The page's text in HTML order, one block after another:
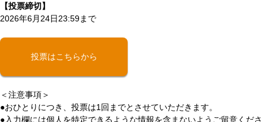
【投票締切】
2026年6月24日23:59まで
投票はこちらから
＜注意事項＞
●おひとりにつき、投票は1回までとさせていただきます。
●入力欄には個人を特定できるような情報を含まないようご留意くださ